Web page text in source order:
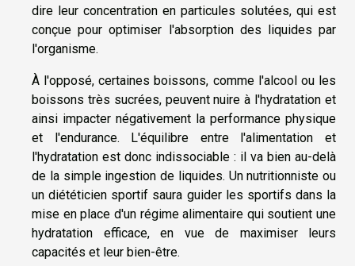
dire leur concentration en particules solutées, qui est
conçue pour optimiser l'absorption des liquides par
l'organisme.
À l'opposé, certaines boissons, comme l'alcool ou les
boissons très sucrées, peuvent nuire à l'hydratation et
ainsi impacter négativement la performance physique
et l'endurance. L'équilibre entre l'alimentation et
l'hydratation est donc indissociable : il va bien au-delà
de la simple ingestion de liquides. Un nutritionniste ou
un diététicien sportif saura guider les sportifs dans la
mise en place d'un régime alimentaire qui soutient une
hydratation efficace, en vue de maximiser leurs
capacités et leur bien-être.